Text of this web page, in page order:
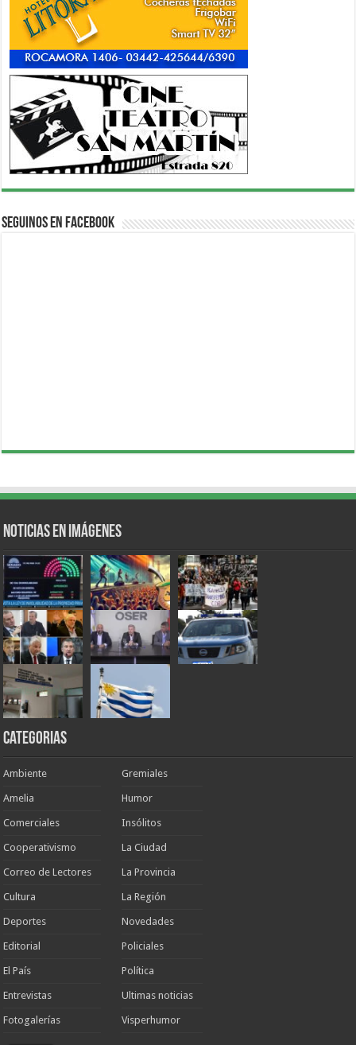
Seguinos en Facebook
Noticias en Imágenes
Categorias
Ambiente
Amelia
Comerciales
Cooperativismo
Correo de Lectores
Cultura
Deportes
Editorial
El País
Entrevistas
Fotogalerías
Gremiales
Humor
Insólitos
La Ciudad
La Provincia
La Región
Novedades
Policiales
Política
Ultimas noticias
Visperhumor